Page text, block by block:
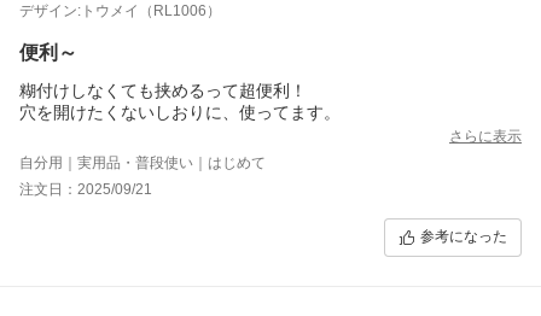
デザイン:トウメイ（RL1006）
便利～
糊付けしなくても挟めるって超便利！
さらに表示
自分用｜実用品・普段使い｜はじめて
注文日：2025/09/21
参考になった